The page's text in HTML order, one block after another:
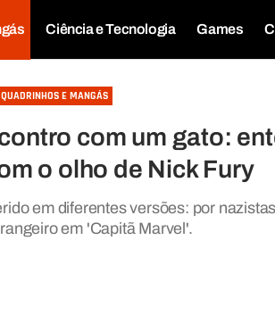
Ciência e Tecnologia Games
QUADRINHOS E MANGÁS
com um gato:
o olho de Nick Fury
em diferentes versões: por
em 'Capitã Marvel'.